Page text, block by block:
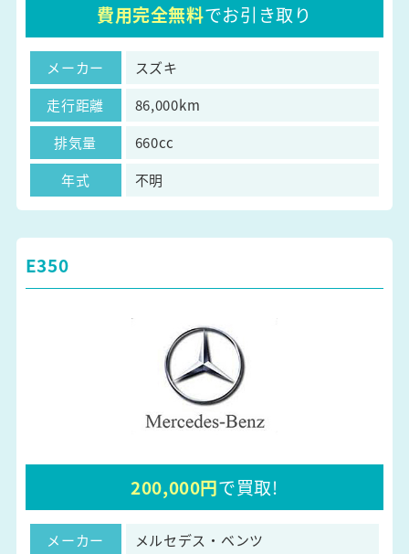
費用完全無料でお引き取り
メーカー
スズキ
走行距離
86,000km
排気量
660cc
年式
不明
E350
200,000円で買取!
メーカー
メルセデス・ベンツ